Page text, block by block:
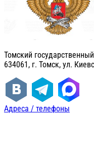
Томский
634061, г. Томск, ул.
Адреса / телефоны